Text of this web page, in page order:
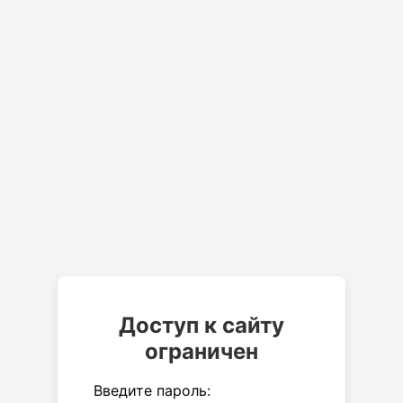
Доступ к сайту
ограничен
Введите пароль: